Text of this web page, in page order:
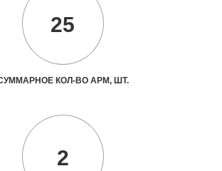
25
КОЛ-ВО АРМ, ШТ.
2